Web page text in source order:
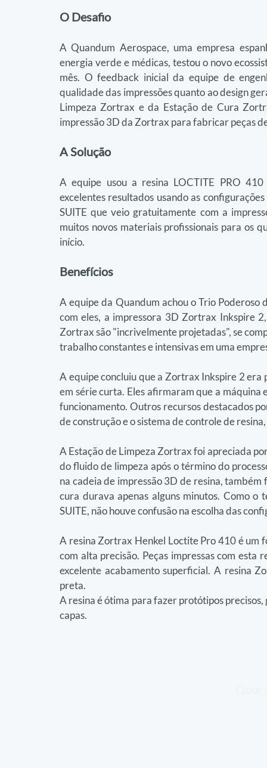
O Desafio
A Quandum Aerospace, uma empresa
energia verde e médicas, testou o novo
mês. O feedback inicial da equipe de
qualidade das impressões quanto ao design
Limpeza Zortrax e da Estação de Cura
impressão 3D da Zortrax para fabricar peças
A Solução
A equipe usou a resina LOCTITE PRO
excelentes resultados usando as
SUITE que veio gratuitamente com a
muitos novos materiais profissionais para os
início.
Benefícios
A equipe da Quandum achou o Trio
com eles, a impressora 3D Zortrax Inkspire
Zortrax são "incrivelmente projetadas", se
trabalho constantes e intensivas em uma
A equipe concluiu que a Zortrax Inkspire 2
em série curta. Eles afirmaram que a
funcionamento. Outros recursos destacados
de construção e o sistema de controle de
A Estação de Limpeza Zortrax foi apreciada
do fluido de limpeza após o término do
na cadeia de impressão 3D de resina, também
cura durava apenas alguns minutos. Como
SUITE, não houve confusão na escolha das
A resina Zortrax Henkel Loctite Pro 410 é um
com alta precisão. Peças impressas com esta
excelente acabamento superficial. A resina
preta.
A resina é ótima para fazer protótipos
capas.